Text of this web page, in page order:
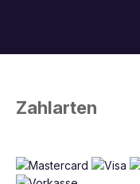
Zahlarten